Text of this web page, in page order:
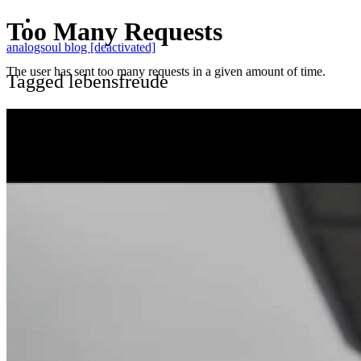
analogsoul blog [deactivated]
Tagged lebensfreude